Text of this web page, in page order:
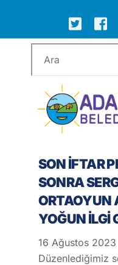
content
ICON
LABEL
ICON
LABEL
SON İFTAR
SONRA
ORTAOYUN
YOĞUN İLGİ
16 Ağustos 2023
Düzenlediğimiz